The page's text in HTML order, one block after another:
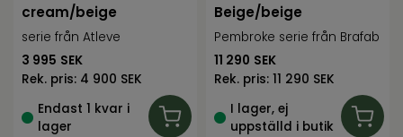
cream/beige
serie från Atleve
3 995 SEK
Rek. pris: 4 900 SEK
Endast 1 kvar i
lager
Beige/beige
Pembroke serie från Brafab
11 290 SEK
Rek. pris: 11 290 SEK
I lager, ej
uppställd i butik